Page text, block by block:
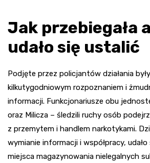
Jak przebiegała
udało się ustalić
Podjęte przez policjantów działania
kilkutygodniowym rozpoznaniem i
informacji. Funkcjonariusze obu
oraz Milicza – śledzili ruchy osób
z przemytem i handlem narkotykami.
wymianie informacji i współpracy,
miejsca magazynowania nielegalnych